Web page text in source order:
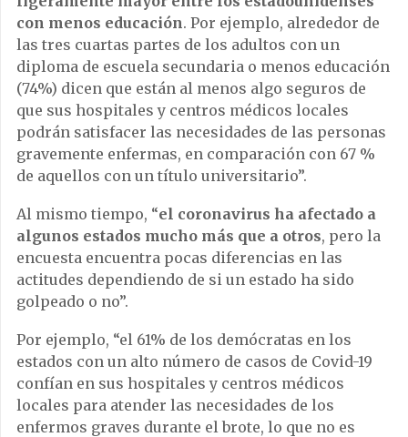
con menos educación. Por ejemplo, alrededor de
las tres cuartas partes de los adultos con un
diploma de escuela secundaria o menos educación
(74%) dicen que están al menos algo seguros de
que sus hospitales y centros médicos locales
podrán satisfacer las necesidades de las personas
gravemente enfermas, en comparación con 67 %
de aquellos con un título universitario”.
Al mismo tiempo, “el coronavirus ha afectado a
algunos estados mucho más que a otros, pero la
encuesta encuentra pocas diferencias en las
actitudes dependiendo de si un estado ha sido
golpeado o no”.
Por ejemplo, “el 61% de los demócratas en los
estados con un alto número de casos de Covid-19
confían en sus hospitales y centros médicos
locales para atender las necesidades de los
enfermos graves durante el brote, lo que no es